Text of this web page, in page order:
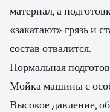
материал, а
«закатают» грязь и
состав отвалится.
Нормальная
Мойка машины с
Высокое давление,